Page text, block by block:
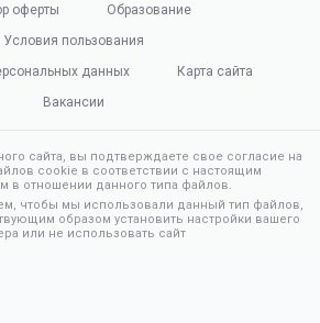
оферты
Образование
Условия пользования
данных
Карта сайта
Вакансии
сайта, вы подтверждаете свое согласие на
cookie в соответствии с настоящим
в отношении данного типа файлов.
чтобы мы использовали данный тип файлов,
образом установить настройки вашего
или не использовать сайт